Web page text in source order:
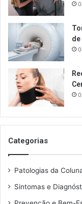
de
Categorias
Patologias da
Sintomas e